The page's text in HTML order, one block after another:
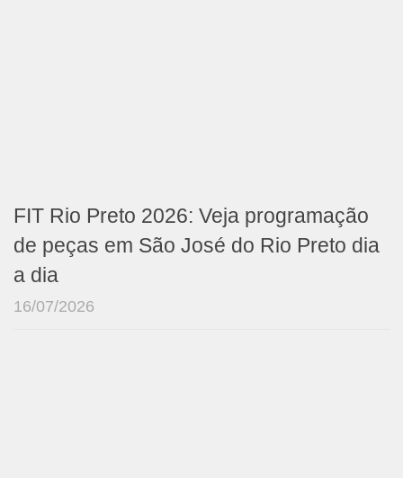
FIT Rio Preto 2026: Veja programação
de peças em São José do Rio Preto dia
a dia
16/07/2026